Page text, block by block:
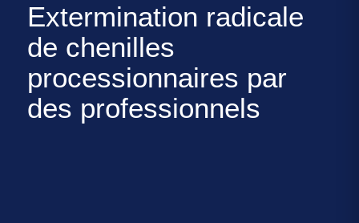
Extermination radicale
de chenilles
processionnaires par
des professionnels